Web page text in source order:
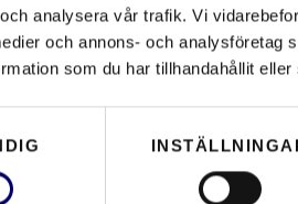
analysera vår trafik. Vi
och annons- och analysföretag
som du har tillhandahållit